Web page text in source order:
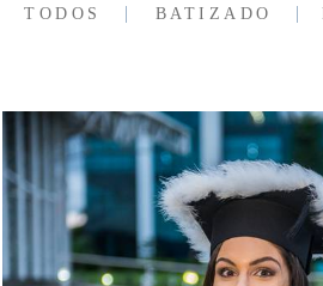
TODOS BATIZADO